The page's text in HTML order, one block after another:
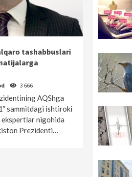
tashabbuslari
3 666
AQShga
sammitdagi ishtiroki
nigohida
Prezidenti…